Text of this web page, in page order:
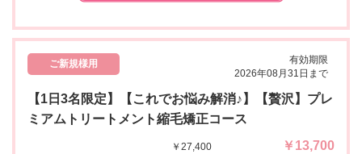
ご新規様用
有効期限
2026年08月31日まで
【1日3名限定】【これでお悩み解消♪】【贅沢】プレ
ミアムトリートメント縮毛矯正コース
￥27,400 ￥13,700